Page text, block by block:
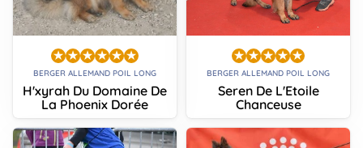
BERGER ALLEMAND POIL LONG
H'xyrah Du Domaine De
La Phoenix Dorée
BERGER ALLEMAND POIL LONG
Seren De L'Etoile
Chanceuse